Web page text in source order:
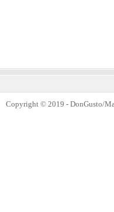
Copyright © 2019 - DonGusto/